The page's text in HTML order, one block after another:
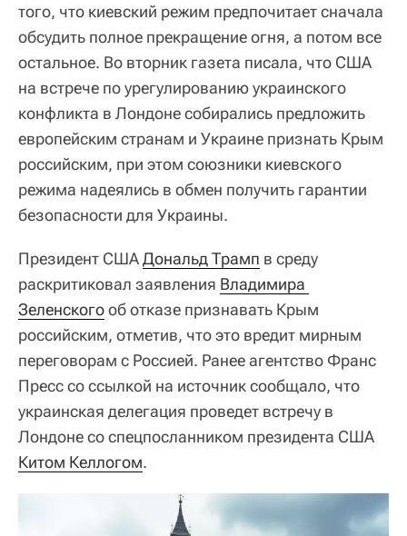
того, что киевский режим предпочитает сначала
обсудить полное прекращение огня, а потом все
остальное. Во вторник газета писала, что США
на встрече по урегулированию украинского
конфликта в Лондоне собирались предложить
европейским странам и Украине признать Крым
российским, при этом союзники киевского
режима надеялись в обмен получить гарантии
безопасности для Украины.
Президент СШАДональд Трамп в среду
раскритиковал заявления Владимира
Зеленскогооб отказе признавать Крым
российским, отметив, что это вредит мирным
переговорам с Россией. Ранее агентство Франс
Пресс со ссылкой на источник сообщало, что
украинская делегация проведет встречу в
Лондоне со спецпосланником президента США
Китом Келлогом.